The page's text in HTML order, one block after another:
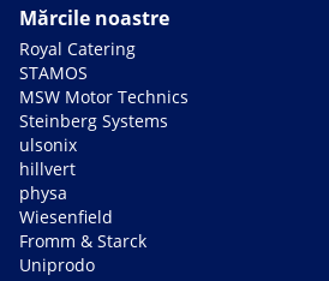
Mărcile noastre
Royal Catering
STAMOS
MSW Motor Technics
Steinberg Systems
ulsonix
hillvert
physa
Wiesenfield
Fromm & Starck
Uniprodo